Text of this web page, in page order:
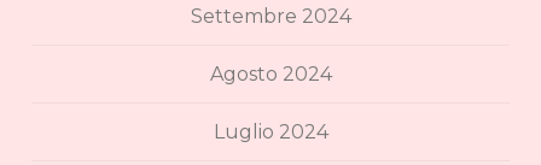
Settembre 2024
Agosto 2024
Luglio 2024